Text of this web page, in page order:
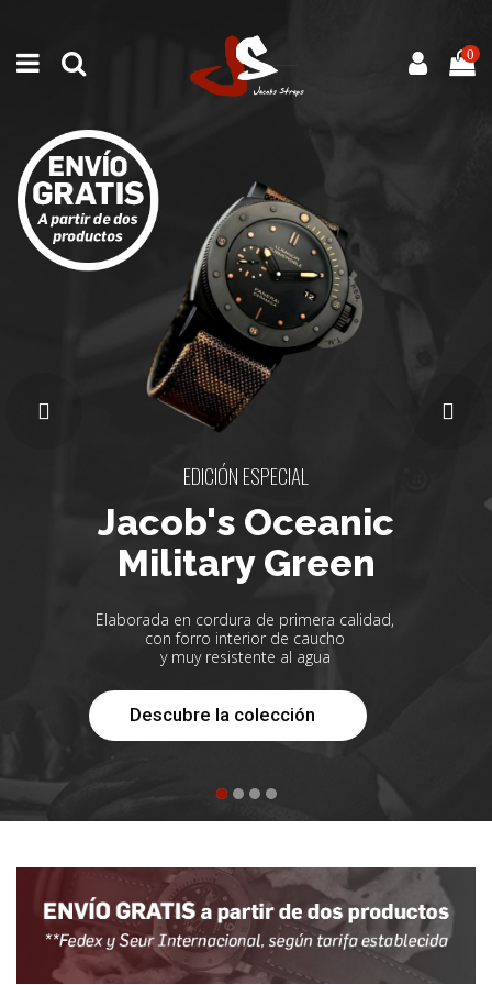
0
EDICIÓN ESPECIAL
Jacob's Oceanic
Military Green
Elaborada en cordura de primera calidad,
con forro interior de caucho
y muy resistente al agua
Descubre la colección